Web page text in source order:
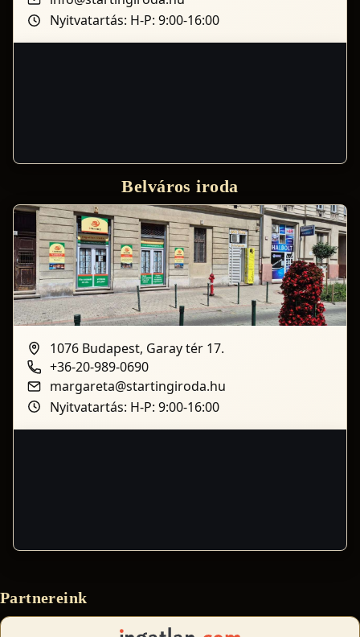
Nyitvatartás: H-P: 9:00-16:00
Belváros iroda
1076 Budapest, Garay tér 17.
+36-20-989-0690
margareta@startingiroda.hu
Nyitvatartás: H-P: 9:00-16:00
Partnereink